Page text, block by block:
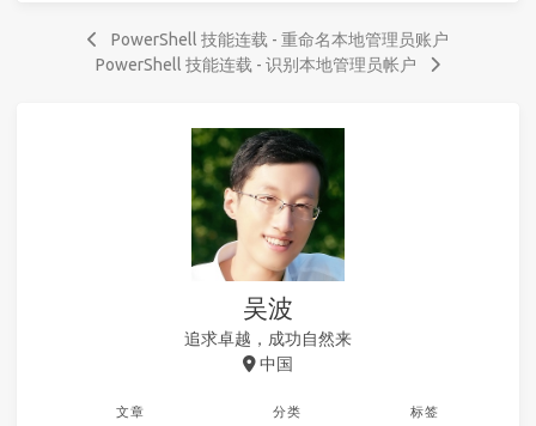
PowerShell 技能连载 - 重命名本地管理员账户
PowerShell 技能连载 - 识别本地管理员帐户
吴波
追求卓越，成功自然来
中国
文章 分类 标签